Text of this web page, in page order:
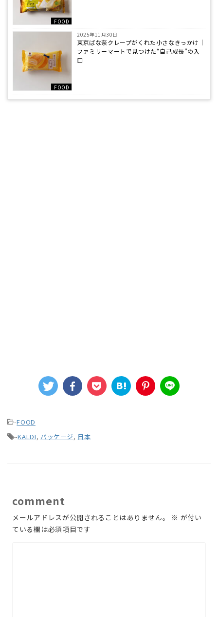
FOOD
FOOD
2025年11月30日
東京ばな奈クレープがくれた小さなきっかけ｜
ファミリーマートで見つけた“自己成長”の入
口
-FOOD
-KALDI, パッケージ, 日本
comment
メールアドレスが公開されることはありません。 ※ が付い
ている欄は必須項目です